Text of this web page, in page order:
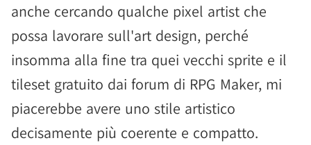
anche cercando qualche pixel artist che
possa lavorare sull'art design, perché
insomma alla fine tra quei vecchi sprite e il
tileset gratuito dai forum di RPG Maker, mi
piacerebbe avere uno stile artistico
decisamente più coerente e compatto.